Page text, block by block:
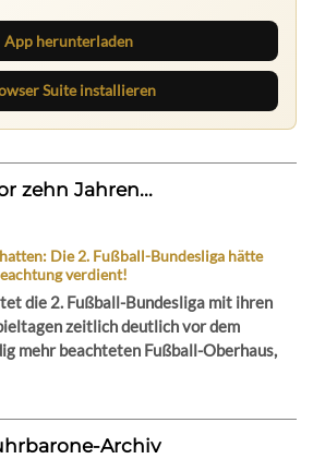
App herunterladen
Suite installieren
zehn Jahren...
Die 2. Fußball-Bundesliga hätte
verdient!
die 2. Fußball-Bundesliga mit ihren
zeitlich deutlich vor dem
mehr beachteten Fußball-Oberhaus,
Archiv